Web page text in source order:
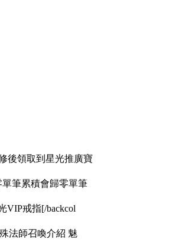
後領取到星光推廣寶
筆累積會歸零單筆
VIP戒指[/backcol
法師召喚介紹 魅